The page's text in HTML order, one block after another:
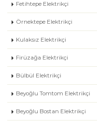
Fetihtepe Elektrikçi
Örnektepe Elektrikçi
Kulaksız Elektrikçi
Firüzağa Elektrikçi
Bülbül Elektrikçi
Beyoğlu Tomtom Elektrikçi
Beyoğlu Bostan Elektrikçi